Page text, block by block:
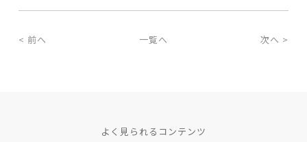
企業情報
< 前へ 一覧へ 次へ >
よく見られるコンテンツ